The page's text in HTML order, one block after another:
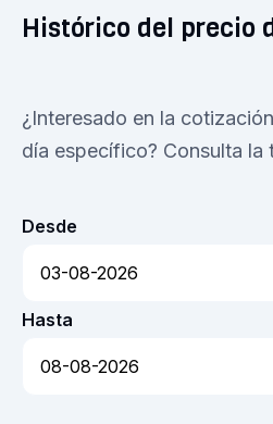
Histórico del precio
¿Interesado en la
día específico? Consulta la
Desde
Hasta